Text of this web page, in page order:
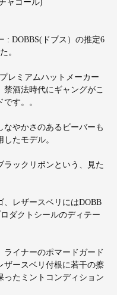
ャコール)
: DOBBS(ドブス）の推定6
。
レミアムハットメーカー
酒法時代にギャングがこ
す。。
なやかさのあるビーバーも
たモデル。
ラックリボンという、見た
、レザースベリにはDOBB
ダクトシールのディテー
イナーのポマードガード
ザースベリ付根に若干の擦
ったミントコンディション